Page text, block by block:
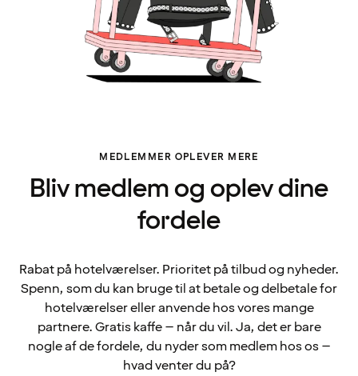
MEDLEMMER OPLEVER MERE
Bliv medlem og oplev dine
fordele
Rabat på hotelværelser. Prioritet på tilbud og nyheder.
Spenn, som du kan bruge til at betale og delbetale for
hotelværelser eller anvende hos vores mange
partnere. Gratis kaffe – når du vil. Ja, det er bare
nogle af de fordele, du nyder som medlem hos os –
hvad venter du på?